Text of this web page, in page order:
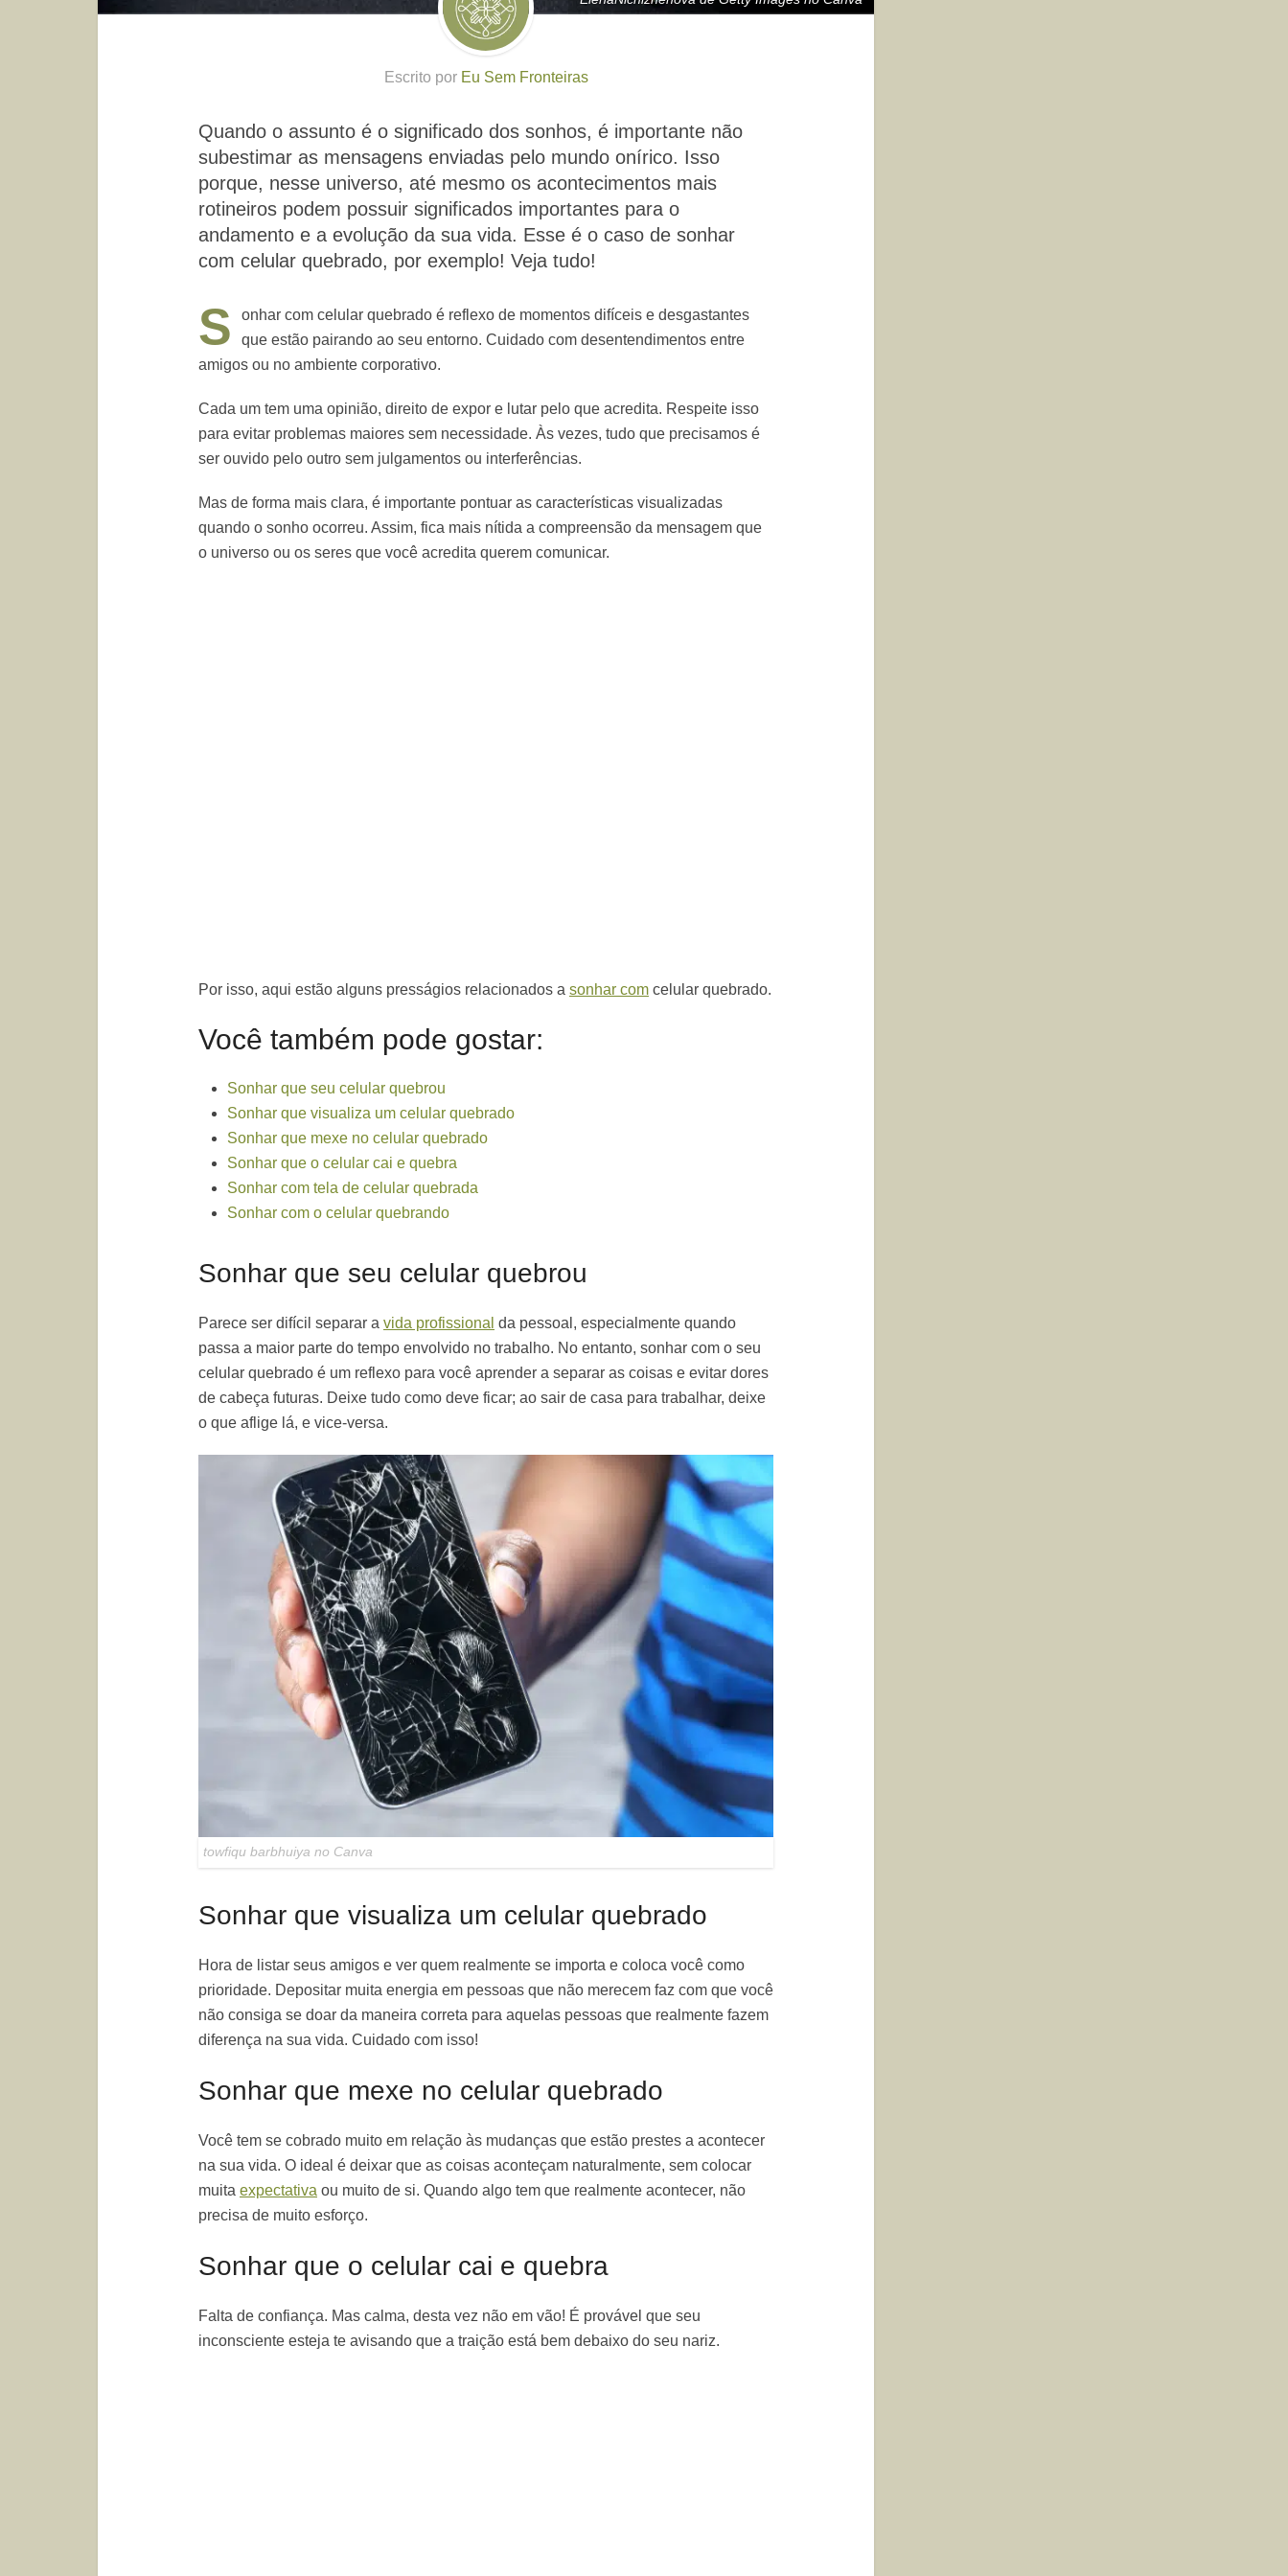
Escrito por Eu Sem Fronteiras
Quando o assunto é o significado dos sonhos, é importante não
subestimar as mensagens enviadas pelo mundo onírico. Isso
porque, nesse universo, até mesmo os acontecimentos mais
rotineiros podem possuir significados importantes para o
andamento e a evolução da sua vida. Esse é o caso de sonhar
com celular quebrado, por exemplo! Veja tudo!
S
onhar com celular quebrado é reflexo de momentos difíceis e desgastantes
que estão pairando ao seu entorno. Cuidado com desentendimentos entre
amigos ou no ambiente corporativo.
Cada um tem uma opinião, direito de expor e lutar pelo que acredita. Respeite isso
para evitar problemas maiores sem necessidade. Às vezes, tudo que precisamos é
ser ouvido pelo outro sem julgamentos ou interferências.
Mas de forma mais clara, é importante pontuar as características visualizadas
quando o sonho ocorreu. Assim, fica mais nítida a compreensão da mensagem que
o universo ou os seres que você acredita querem comunicar.
Por isso, aqui estão alguns presságios relacionados a sonhar com celular quebrado.
Você também pode gostar:
Sonhar que seu celular quebrou
Sonhar que visualiza um celular quebrado
Sonhar que mexe no celular quebrado
Sonhar que o celular cai e quebra
Sonhar com tela de celular quebrada
Sonhar com o celular quebrando
Sonhar que seu celular quebrou
Parece ser difícil separar a vida profissional da pessoal, especialmente quando
passa a maior parte do tempo envolvido no trabalho. No entanto, sonhar com o seu
celular quebrado é um reflexo para você aprender a separar as coisas e evitar dores
de cabeça futuras. Deixe tudo como deve ficar; ao sair de casa para trabalhar, deixe
o que aflige lá, e vice-versa.
towfiqu barbhuiya no Canva
Sonhar que visualiza um celular quebrado
Hora de listar seus amigos e ver quem realmente se importa e coloca você como
prioridade. Depositar muita energia em pessoas que não merecem faz com que você
não consiga se doar da maneira correta para aquelas pessoas que realmente fazem
diferença na sua vida. Cuidado com isso!
Sonhar que mexe no celular quebrado
Você tem se cobrado muito em relação às mudanças que estão prestes a acontecer
na sua vida. O ideal é deixar que as coisas aconteçam naturalmente, sem colocar
muita expectativa ou muito de si. Quando algo tem que realmente acontecer, não
precisa de muito esforço.
Sonhar que o celular cai e quebra
Falta de confiança. Mas calma, desta vez não em vão! É provável que seu
inconsciente esteja te avisando que a traição está bem debaixo do seu nariz.